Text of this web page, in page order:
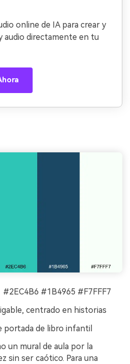
online de IA para crear y
audio directamente en tu
#2EC4B6 #1B4965 #F7FFF7
centrado en historias
portada de libro infantil
un mural de aula por la
sin ser caótico. Para una